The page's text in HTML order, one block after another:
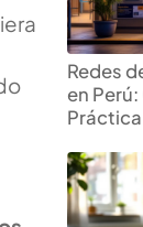
Redes
en
Práctica